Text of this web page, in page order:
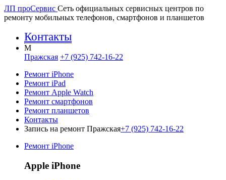
ЛП проСервис Сеть официальных сервисных центров по
ремонту мобильных телефонов, смартфонов и планшетов
Контакты
M
Пражская +7 (925) 742-16-22
Ремонт iPhone
Ремонт iPad
Ремонт Apple Watch
Ремонт смартфонов
Ремонт планшетов
Контакты
Запись на ремонт Пражская+7 (925) 742-16-22
Ремонт iPhone
Apple iPhone